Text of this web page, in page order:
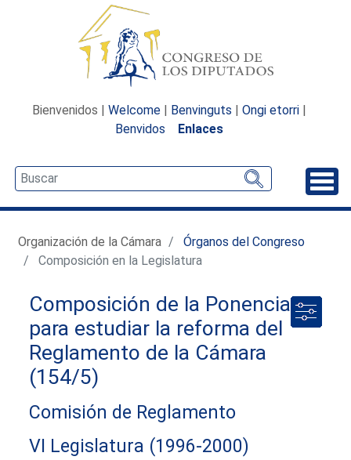
Bienvenidos | Welcome | Benvinguts | Ongi etorri |
Benvidos
Enlaces
Organización de la Cámara
Órganos del Congreso
Composición en la Legislatura
Composición de la Ponencia
para estudiar la reforma del
Reglamento de la Cámara
(154/5)
Comisión de Reglamento
VI Legislatura (1996-2000)